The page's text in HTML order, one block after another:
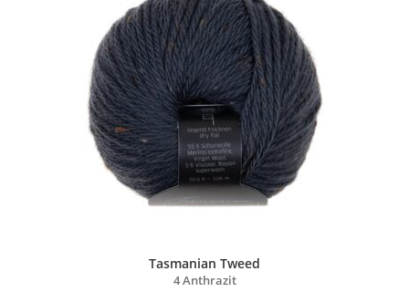
Tasmanian Tweed
4 Anthrazit